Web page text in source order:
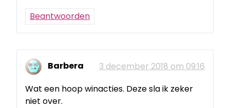
Beantwoorden
Barbera
3 december 2018 om 09:16
Wat een hoop winacties. Deze sla ik zeker
niet over.